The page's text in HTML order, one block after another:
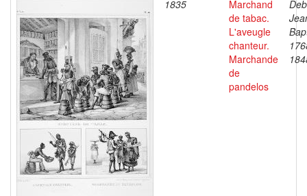
1835
Marchand
de tabac.
L'aveugle
chanteur.
Marchande
de
pandelos